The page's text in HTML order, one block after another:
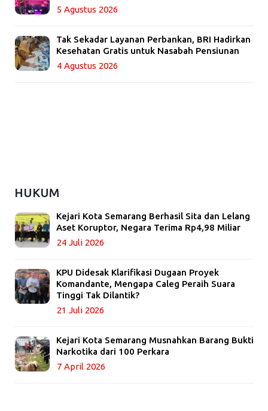
5 Agustus 2026
Tak Sekadar Layanan Perbankan, BRI Hadirkan
Kesehatan Gratis untuk Nasabah Pensiunan
4 Agustus 2026
HUKUM
Kejari Kota Semarang Berhasil Sita dan Lelang
Aset Koruptor, Negara Terima Rp4,98 Miliar
24 Juli 2026
KPU Didesak Klarifikasi Dugaan Proyek
Komandante, Mengapa Caleg Peraih Suara
Tinggi Tak Dilantik?
21 Juli 2026
Kejari Kota Semarang Musnahkan Barang Bukti
Narkotika dari 100 Perkara
7 April 2026